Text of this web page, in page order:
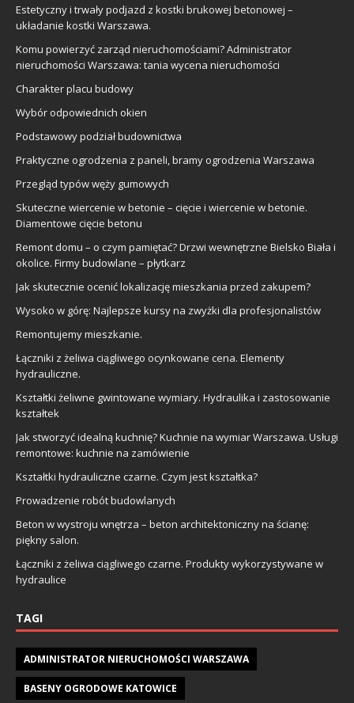
Estetyczny i trwały podjazd z kostki brukowej betonowej –
układanie kostki Warszawa.
Komu powierzyć zarząd nieruchomościami? Administrator
nieruchomości Warszawa: tania wycena nieruchomości
Charakter placu budowy
Wybór odpowiednich okien
Podstawowy podział budownictwa
Praktyczne ogrodzenia z paneli, bramy ogrodzenia Warszawa
Przegląd typów węży gumowych
Skuteczne wiercenie w betonie – cięcie i wiercenie w betonie.
Diamentowe cięcie betonu
Remont domu – o czym pamiętać? Drzwi wewnętrzne Bielsko Biała i
okolice. Firmy budowlane – płytkarz
Jak skutecznie ocenić lokalizację mieszkania przed zakupem?
Wysoko w górę: Najlepsze kursy na zwyżki dla profesjonalistów
Remontujemy mieszkanie.
Łączniki z żeliwa ciągliwego ocynkowane cena. Elementy
hydrauliczne.
Kształtki żeliwne gwintowane wymiary. Hydraulika i zastosowanie
kształtek
Jak stworzyć idealną kuchnię? Kuchnie na wymiar Warszawa. Usługi
remontowe: kuchnie na zamówienie
Kształtki hydrauliczne czarne. Czym jest kształtka?
Prowadzenie robót budowlanych
Beton w wystroju wnętrza – beton architektoniczny na ścianę:
piękny salon.
Łączniki z żeliwa ciągliwego czarne. Produkty wykorzystywane w
hydraulice
TAGI
ADMINISTRATOR NIERUCHOMOŚCI WARSZAWA
BASENY OGRODOWE KATOWICE